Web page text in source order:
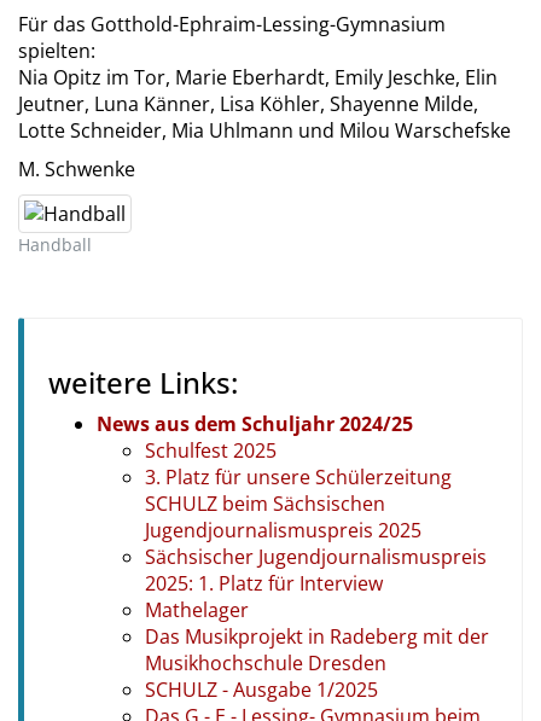
Für das Gotthold-Ephraim-Lessing-Gymnasium
spielten:
Nia Opitz im Tor, Marie Eberhardt, Emily Jeschke, Elin
Jeutner, Luna Känner, Lisa Köhler, Shayenne Milde,
Lotte Schneider, Mia Uhlmann und Milou Warschefske
M. Schwenke
Handball
weitere Links:
News aus dem Schuljahr 2024/25
Schulfest 2025
3. Platz für unsere Schülerzeitung
SCHULZ beim Sächsischen
Jugendjournalismuspreis 2025
Sächsischer Jugendjournalismuspreis
2025: 1. Platz für Interview
Mathelager
Das Musikprojekt in Radeberg mit der
Musikhochschule Dresden
SCHULZ - Ausgabe 1/2025